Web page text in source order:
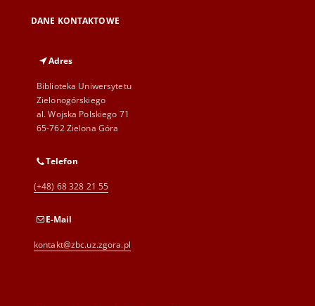
DANE KONTAKTOWE
Adres
Biblioteka Uniwersytetu
Zielonogórskiego
al. Wojska Polskiego 71
65-762 Zielona Góra
Telefon
(+48) 68 328 21 55
E-Mail
kontakt@zbc.uz.zgora.pl